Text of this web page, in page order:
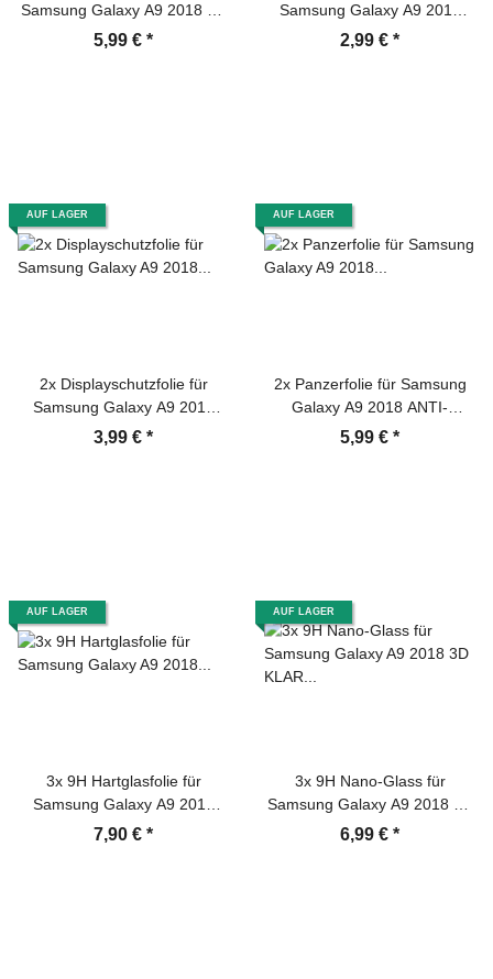
Samsung Galaxy A9 2018 3D
KLAR Anti-Shock Anti-Bruch
5,99 € *
Samsung Galaxy A9 2018
Schutzfolie ANTI-REFLEX
2,99 € *
AUF LAGER
2x Displayschutzfolie für
Samsung Galaxy A9 2018
Schutzfolie Folie HD KLAR
3,99 € *
AUF LAGER
2x Panzerfolie für Samsung
Galaxy A9 2018 ANTI-
SCHOCK Displayschutzfolie
5,99 € *
AUF LAGER
3x 9H Hartglasfolie für
Samsung Galaxy A9 2018
Panzerfolie Displayschutzfolie
7,90 € *
AUF LAGER
3x 9H Nano-Glass für
Samsung Galaxy A9 2018 3D
KLAR Anti-Shock Anti-Bruch
6,99 € *